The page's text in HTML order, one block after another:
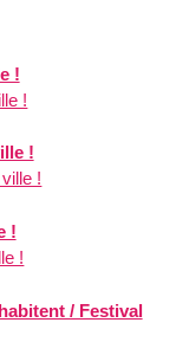
!
!
!
!
!
!
/ Festival